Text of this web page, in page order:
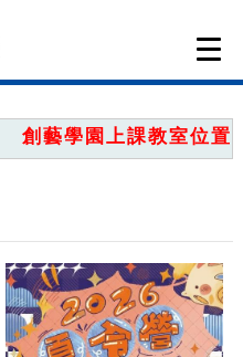
創藝學園上課教室位置圖